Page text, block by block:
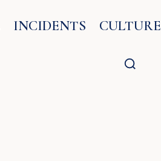
INCIDENTS CULTURE